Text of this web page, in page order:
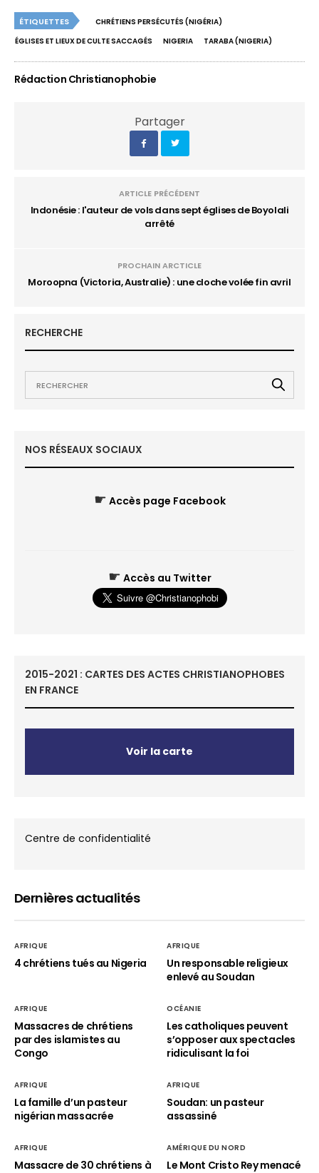
ÉTIQUETTES
CHRÉTIENS PERSÉCUTÉS (NIGÉRIA)
ÉGLISES ET LIEUX DE CULTE SACCAGÉS
NIGERIA TARABA (NIGERIA)
Rédaction Christianophobie
Partager
ARTICLE PRÉCÉDENT
Indonésie : l'auteur de vols dans sept églises de Boyolali
arrêté
PROCHAIN ARCTICLE
Moroopna (Victoria, Australie) : une cloche volée fin avril
RECHERCHE
NOS RÉSEAUX SOCIAUX
☛ Accès page Facebook
☛ Accès au Twitter
2015-2021 : CARTES DES ACTES CHRISTIANOPHOBES
EN FRANCE
Voir la carte
Centre de confidentialité
Dernières actualités
AFRIQUE
4 chrétiens tués au Nigeria
AFRIQUE
Un responsable religieux
enlevé au Soudan
AFRIQUE
Massacres de chrétiens
par des islamistes au
Congo
OCÉANIE
Les catholiques peuvent
s’opposer aux spectacles
ridiculisant la foi
AFRIQUE
La famille d’un pasteur
nigérian massacrée
AFRIQUE
Soudan: un pasteur
assassiné
AFRIQUE
Massacre de 30 chrétiens à
AMÉRIQUE DU NORD
Le Mont Cristo Rey menacé